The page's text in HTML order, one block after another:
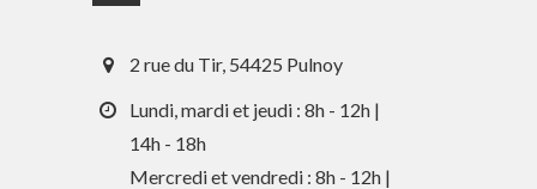
2 rue du Tir, 54425 Pulnoy
Lundi, mardi et jeudi : 8h - 12h |
14h - 18h
Mercredi et vendredi : 8h - 12h |